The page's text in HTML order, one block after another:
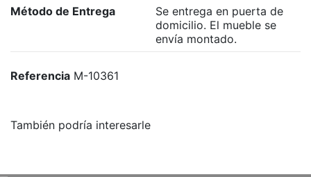
Método de Entrega
Se entrega en puerta de
domicilio. El mueble se
envía montado.
Referencia M-10361
También podría interesarle